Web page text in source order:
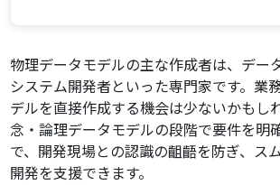
物理データモデルの主な作成者は、デー
システム開発者といった専門家です。業
デルを直接作成する機会は少ないかもし
念・論理データモデルの段階で要件を明
で、開発現場との認識の齟齬を防ぎ、ス
開発を支援できます。